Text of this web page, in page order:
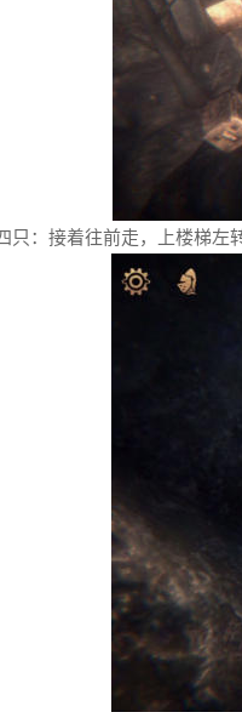
只：接着往前走，上楼梯左